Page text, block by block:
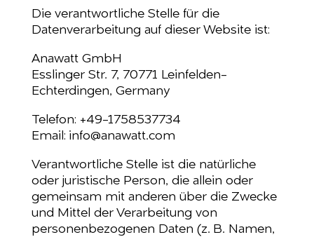
Die verantwortliche Stelle für die
Datenverarbeitung auf dieser Website ist:
Anawatt GmbH
Esslinger Str. 7, 70771 Leinfelden-
Echterdingen, Germany
Telefon: +49-1758537734
Email: info@anawatt.com
Verantwortliche Stelle ist die natürliche
oder juristische Person, die allein oder
gemeinsam mit anderen über die Zwecke
und Mittel der Verarbeitung von
personenbezogenen Daten (z. B. Namen,